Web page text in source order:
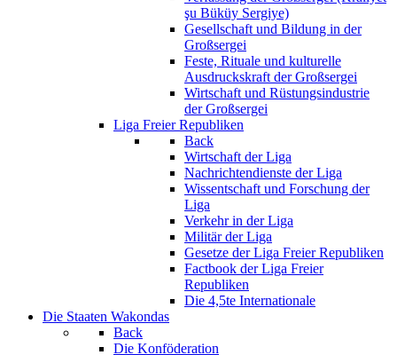
şu Büküy Sergiye)
Gesellschaft und Bildung in der
Großsergei
Feste, Rituale und kulturelle
Ausdruckskraft der Großsergei
Wirtschaft und Rüstungsindustrie
der Großsergei
Liga Freier Republiken
Back
Wirtschaft der Liga
Nachrichtendienste der Liga
Wissentschaft und Forschung der
Liga
Verkehr in der Liga
Militär der Liga
Gesetze der Liga Freier Republiken
Factbook der Liga Freier
Republiken
Die 4,5te Internationale
Die Staaten Wakondas
Back
Die Konföderation